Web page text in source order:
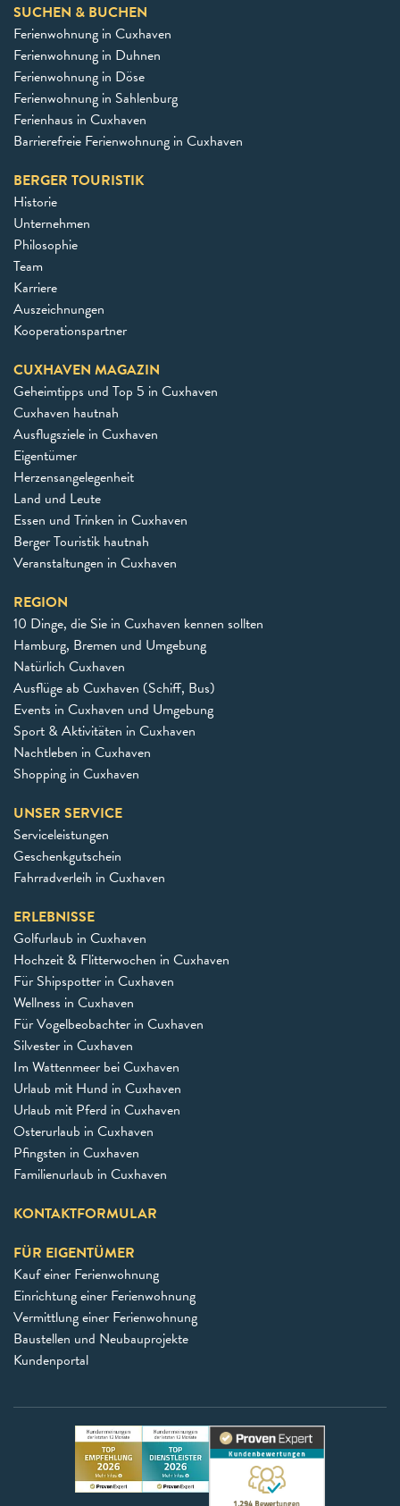
SUCHEN & BUCHEN
Ferienwohnung in Cuxhaven
Ferienwohnung in Duhnen
Ferienwohnung in Döse
Ferienwohnung in Sahlenburg
Ferienhaus in Cuxhaven
Barrierefreie Ferienwohnung in Cuxhaven
BERGER TOURISTIK
Historie
Unternehmen
Philosophie
Team
Karriere
Auszeichnungen
Kooperationspartner
CUXHAVEN MAGAZIN
Geheimtipps und Top 5 in Cuxhaven
Cuxhaven hautnah
Ausflugsziele in Cuxhaven
Eigentümer
Herzensangelegenheit
Land und Leute
Essen und Trinken in Cuxhaven
Berger Touristik hautnah
Veranstaltungen in Cuxhaven
REGION
10 Dinge, die Sie in Cuxhaven kennen sollten
Hamburg, Bremen und Umgebung
Natürlich Cuxhaven
Ausflüge ab Cuxhaven (Schiff, Bus)
Events in Cuxhaven und Umgebung
Sport & Aktivitäten in Cuxhaven
Nachtleben in Cuxhaven
Shopping in Cuxhaven
UNSER SERVICE
Serviceleistungen
Geschenkgutschein
Fahrradverleih in Cuxhaven
ERLEBNISSE
Golfurlaub in Cuxhaven
Hochzeit & Flitterwochen in Cuxhaven
Für Shipspotter in Cuxhaven
Wellness in Cuxhaven
Für Vogelbeobachter in Cuxhaven
Silvester in Cuxhaven
Im Wattenmeer bei Cuxhaven
Urlaub mit Hund in Cuxhaven
Urlaub mit Pferd in Cuxhaven
Osterurlaub in Cuxhaven
Pfingsten in Cuxhaven
Familienurlaub in Cuxhaven
KONTAKTFORMULAR
FÜR EIGENTÜMER
Kauf einer Ferienwohnung
Einrichtung einer Ferienwohnung
Vermittlung einer Ferienwohnung
Baustellen und Neubauprojekte
Kundenportal